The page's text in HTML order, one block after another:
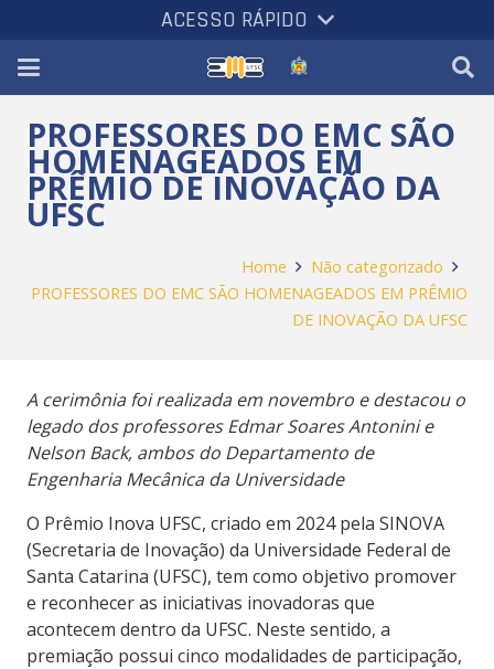
ACESSO RÁPIDO
PROFESSORES DO EMC SÃO
HOMENAGEADOS EM
PRÊMIO DE INOVAÇÃO DA
UFSC
Home
Não categorizado
PROFESSORES DO EMC SÃO HOMENAGEADOS EM PRÊMIO
DE INOVAÇÃO DA UFSC
A cerimônia foi realizada em novembro e destacou o
legado dos professores Edmar Soares Antonini e
Nelson Back, ambos do Departamento de
Engenharia Mecânica da Universidade
O Prêmio Inova UFSC, criado em 2024 pela SINOVA
(Secretaria de Inovação) da Universidade Federal de
Santa Catarina (UFSC), tem como objetivo promover
e reconhecer as iniciativas inovadoras que
acontecem dentro da UFSC. Neste sentido, a
premiação possui cinco modalidades de participação,